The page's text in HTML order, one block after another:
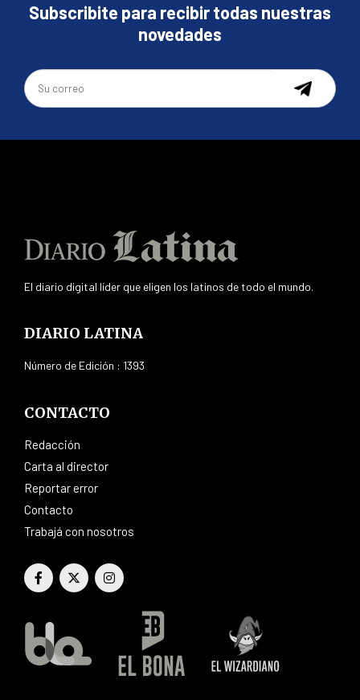
Subscribite para recibir todas nuestras
novedades
El diario digital líder que eligen los latinos de todo el mundo.
DIARIO LATINA
Número de Edición : 1393
CONTACTO
Redacción
Carta al director
Reportar error
Contacto
Trabajá con nosotros